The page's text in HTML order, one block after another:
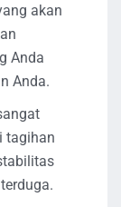
akan
Anda
Anda.
tagihan